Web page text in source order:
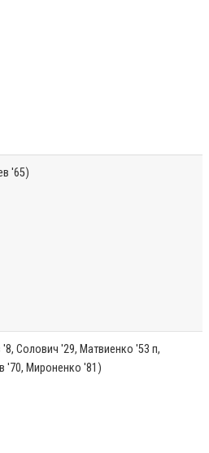
'65)
Солович '29, Матвиенко '53 п,
'70, Мироненко '81)